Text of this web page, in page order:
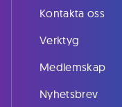
Kontakta oss
Verktyg
Medlemskap
Nyhetsbrev